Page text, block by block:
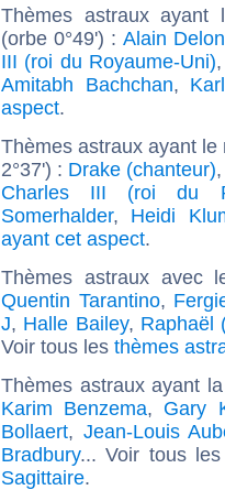
Thèmes astraux ayant
(orbe 0°49') : Alain Delon
III (roi du Royaume-Uni)
Amitabh Bachchan,
aspect.
Thèmes astraux ayant
2°37') : Drake (chanteur)
Charles III (roi du
Somerhalder, Heidi
ayant cet aspect.
Thèmes astraux avec
Quentin Tarantino,
J, Halle Bailey, Raphaël
Voir tous les thèmes
Thèmes astraux ayant
Karim Benzema, Gary
Bollaert, Jean-Louis
Bradbury... Voir tous
Sagittaire.